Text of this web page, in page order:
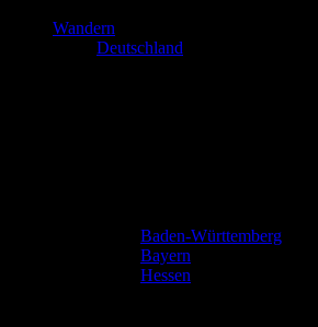
Wandern
Deutschland
Baden-Württemberg
Bayern
Hessen